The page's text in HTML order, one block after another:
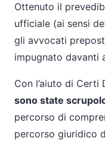
Ottenuto il
ufficiale (ai sensi
gli avvocati
impugnato davanti
Con l’aiuto di Certi
sono state
percorso di
percorso giuridico